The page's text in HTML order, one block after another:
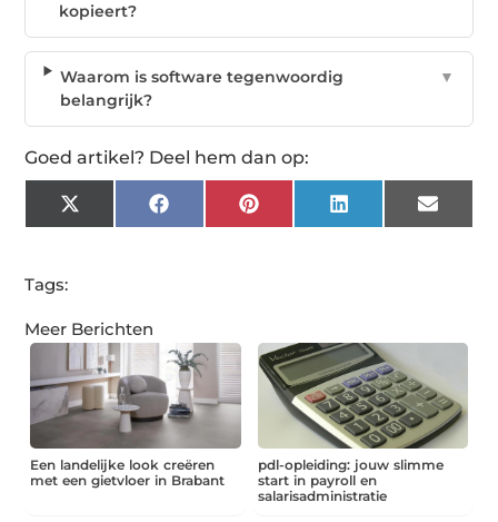
kopieert?
Waarom is software tegenwoordig
belangrijk?
▼
Goed artikel? Deel hem dan op:
X
(Twitter)
Facebook Pinterest LinkedIn Email
Tags:
Meer Berichten
Een landelijke look creëren
met een gietvloer in Brabant
pdl-opleiding: jouw slimme
start in payroll en
salarisadministratie